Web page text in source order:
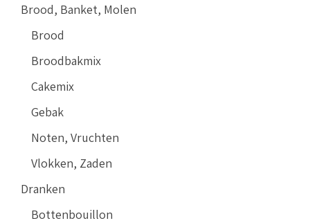
Brood, Banket, Molen
Brood
Broodbakmix
Cakemix
Gebak
Noten, Vruchten
Vlokken, Zaden
Dranken
Bottenbouillon